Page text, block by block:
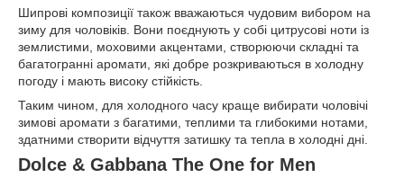
Шипрові композиції також вважаються чудовим вибором на
зиму для чоловіків. Вони поєднують у собі цитрусові ноти із
землистими, моховими акцентами, створюючи складні та
багатогранні аромати, які добре розкриваються в холодну
погоду і мають високу стійкість.
Таким чином, для холодного часу краще вибирати чоловічі
зимові аромати з багатими, теплими та глибокими нотами,
здатними створити відчуття затишку та тепла в холодні дні.
Dolce & Gabbana The One for Men